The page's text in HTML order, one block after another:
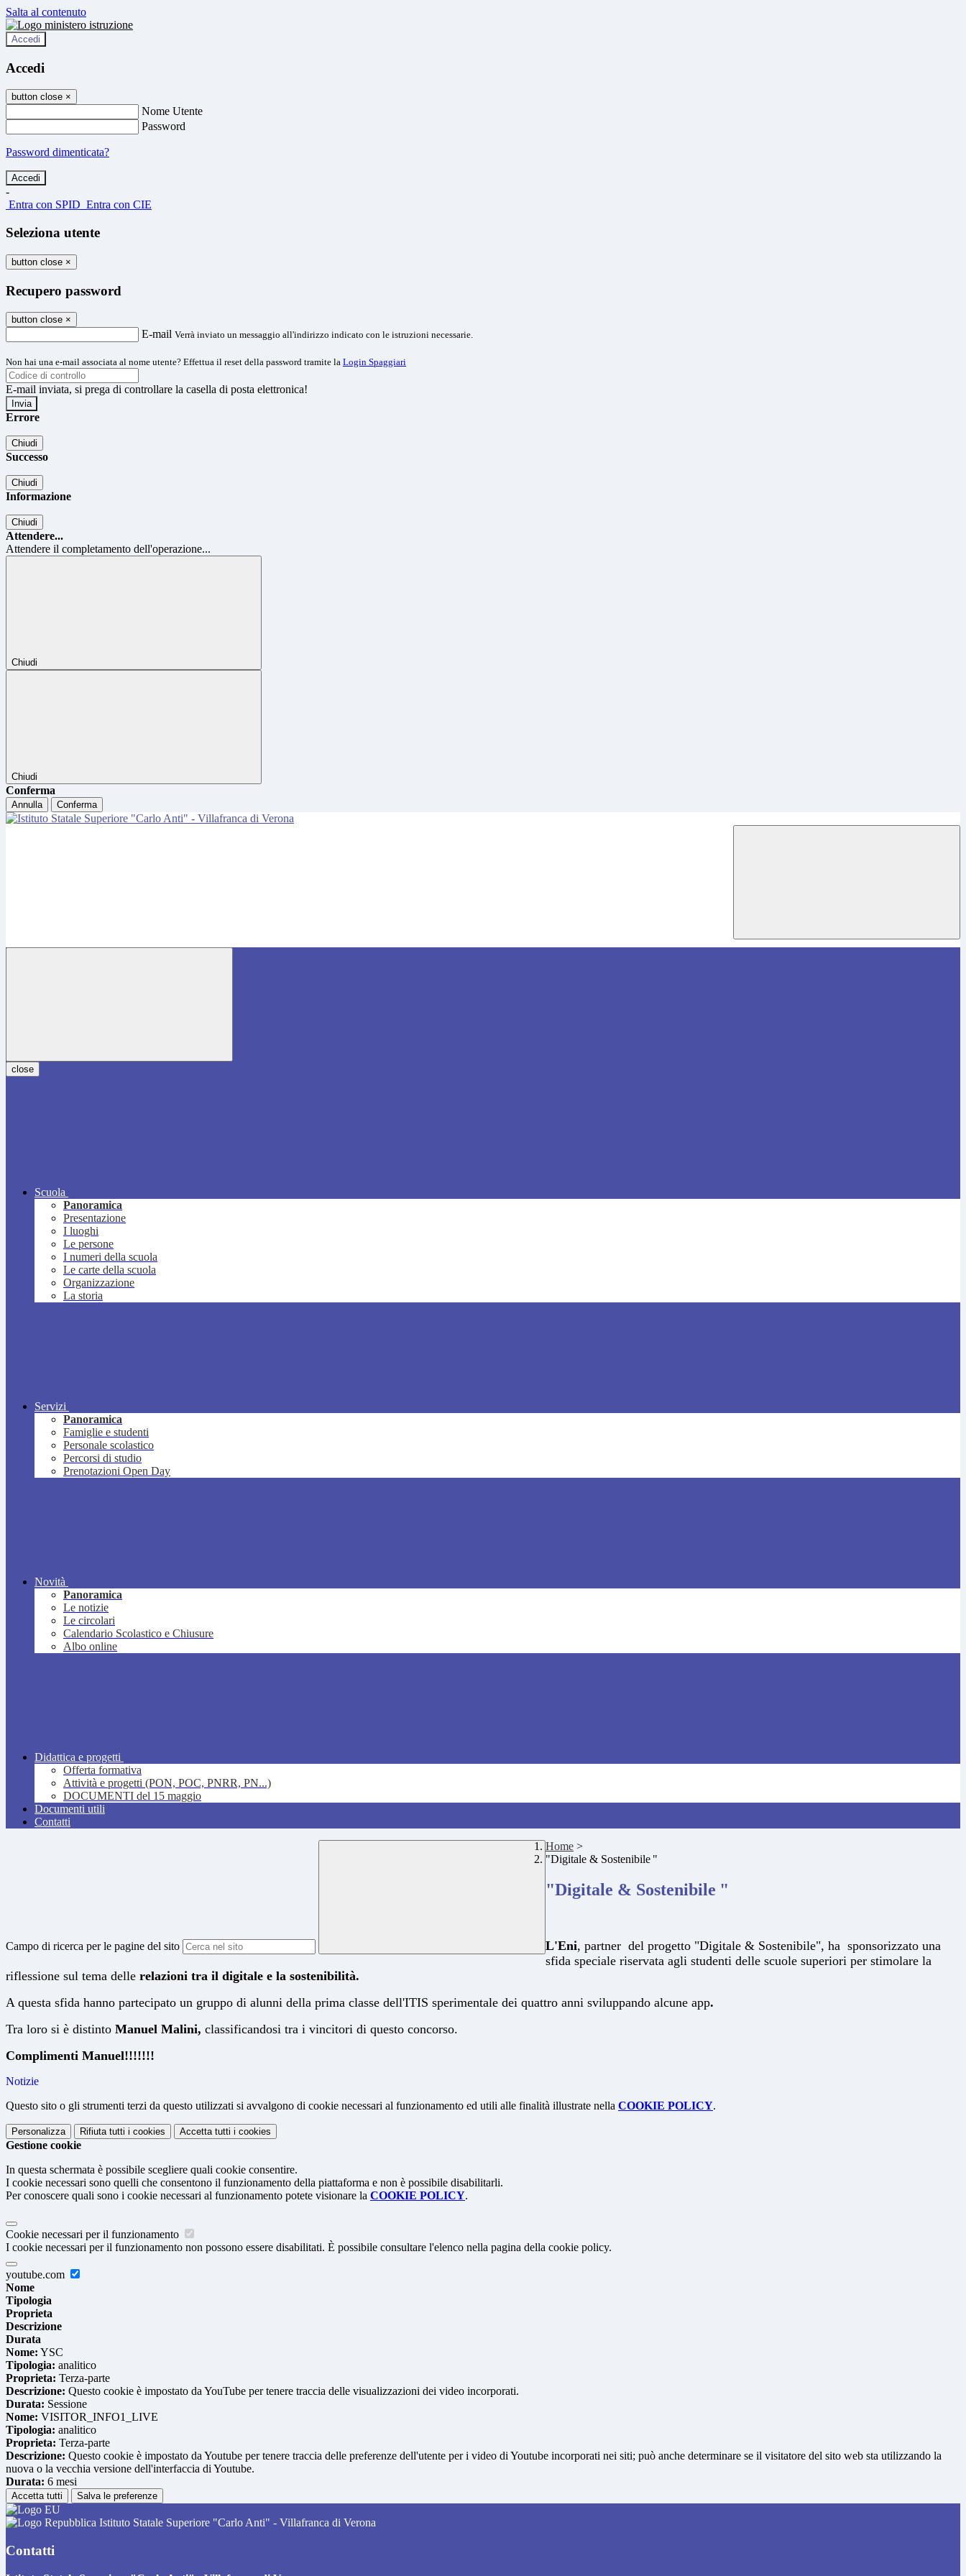
Salta al contenuto
Accedi
Accedi
button close ×
Nome Utente
Password
Password dimenticata?
-
Entra con SPID Entra con CIE
Seleziona utente
button close ×
Recupero password
button close ×
E-mail Verrà inviato un messaggio all'indirizzo indicato con le istruzioni necessarie.
Non hai una e-mail associata al nome utente? Effettua il reset della password tramite la Login Spaggiari
E-mail inviata, si prega di controllare la casella di posta elettronica!
Errore
Chiudi
Successo
Chiudi
Informazione
Chiudi
Attendere...
Attendere il completamento dell'operazione...
Chiudi
Chiudi
Conferma
Annulla Conferma
close
Scuola
Panoramica
Presentazione
I luoghi
Le persone
I numeri della scuola
Le carte della scuola
Organizzazione
La storia
Servizi
Panoramica
Famiglie e studenti
Personale scolastico
Percorsi di studio
Prenotazioni Open Day
Novità
Panoramica
Le notizie
Le circolari
Calendario Scolastico e Chiusure
Albo online
Didattica e progetti
Offerta formativa
Attività e progetti (PON, POC, PNRR, PN...)
DOCUMENTI del 15 maggio
Documenti utili
Contatti
Campo di ricerca per le pagine del sito
Home >
"Digitale & Sostenibile "
"Digitale & Sostenibile "
L'Eni, partner del progetto "Digitale & Sostenibile", ha sponsorizzato una
sfida speciale riservata agli studenti delle scuole superiori per stimolare la
riflessione sul tema delle relazioni tra il digitale e la sostenibilità.
A questa sfida hanno partecipato un gruppo di alunni della prima classe dell'ITIS sperimentale dei quattro anni sviluppando alcune app.
Tra loro si è distinto Manuel Malini, classificandosi tra i vincitori di questo concorso.
Complimenti Manuel!!!!!!!
Notizie
Questo sito o gli strumenti terzi da questo utilizzati si avvalgono di cookie necessari al funzionamento ed utili alle finalità illustrate nella COOKIE POLICY.
Personalizza Rifiuta tutti i cookies Accetta tutti i cookies
Gestione cookie
In questa schermata è possibile scegliere quali cookie consentire.
I cookie necessari sono quelli che consentono il funzionamento della piattaforma e non è possibile disabilitarli.
Per conoscere quali sono i cookie necessari al funzionamento potete visionare la COOKIE POLICY.
Cookie necessari per il funzionamento
I cookie necessari per il funzionamento non possono essere disabilitati. È possibile consultare l'elenco nella pagina della cookie policy.
youtube.com
Nome
Tipologia
Proprieta
Descrizione
Durata
Nome: YSC
Tipologia: analitico
Proprieta: Terza-parte
Descrizione: Questo cookie è impostato da YouTube per tenere traccia delle visualizzazioni dei video incorporati.
Durata: Sessione
Nome: VISITOR_INFO1_LIVE
Tipologia: analitico
Proprieta: Terza-parte
Descrizione: Questo cookie è impostato da Youtube per tenere traccia delle preferenze dell'utente per i video di Youtube incorporati nei siti; può anche determinare se il visitatore del sito web sta utilizzando la
nuova o la vecchia versione dell'interfaccia di Youtube.
Durata: 6 mesi
Accetta tutti Salva le preferenze
Istituto Statale Superiore "Carlo Anti" - Villafranca di Verona
Contatti